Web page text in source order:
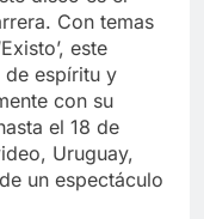
Con temas
este
de espíritu y
con su
el 18 de
Uruguay,
un espectáculo